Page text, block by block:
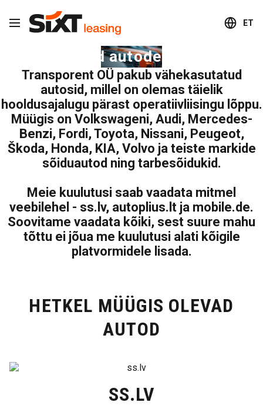
ET
Kasutatud autode müük
Transporent OÜ pakub vähekasutatud
autosid, millel on olemas täielik
hooldusajalugu pärast operatiivliisingu lõppu.
Müügis on Volkswageni, Audi, Mercedes-
Benzi, Fordi, Toyota, Nissani, Peugeot,
Škoda, Honda, KIA, Volvo ja teiste markide
sõiduautod ning tarbesõidukid.
Meie kuulutusi saab vaadata mitmel
veebilehel - ss.lv, autoplius.lt ja mobile.de.
Soovitame vaadata kõiki, sest suure mahu
tõttu ei jõua me kuulutusi alati kõigile
platvormidele lisada.
HETKEL MÜÜGIS OLEVAD
AUTOD
SS.LV